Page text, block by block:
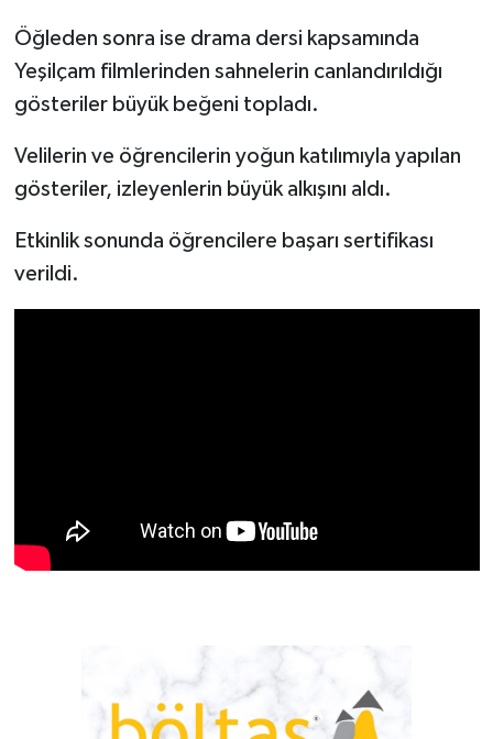
Öğleden sonra ise drama dersi kapsamında
Yeşilçam filmlerinden sahnelerin canlandırıldığı
gösteriler büyük beğeni topladı.
Velilerin ve öğrencilerin yoğun katılımıyla yapılan
gösteriler, izleyenlerin büyük alkışını aldı.
Etkinlik sonunda öğrencilere başarı sertifikası
verildi.